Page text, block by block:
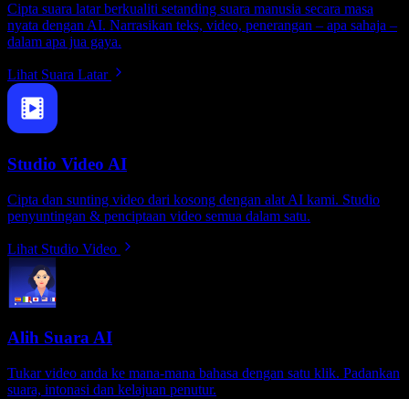
Cipta suara latar berkualiti setanding suara manusia secara masa
nyata dengan AI. Narrasikan teks, video, penerangan – apa sahaja –
dalam apa jua gaya.
Lihat Suara Latar
Studio Video AI
Cipta dan sunting video dari kosong dengan alat AI kami. Studio
penyuntingan & penciptaan video semua dalam satu.
Lihat Studio Video
Alih Suara AI
Tukar video anda ke mana-mana bahasa dengan satu klik. Padankan
suara, intonasi dan kelajuan penutur.